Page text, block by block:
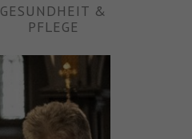
GESUNDHEIT &
PFLEGE